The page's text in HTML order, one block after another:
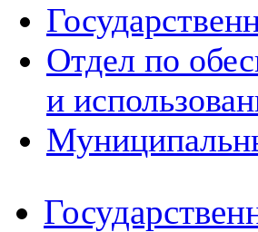
Отдел по
и